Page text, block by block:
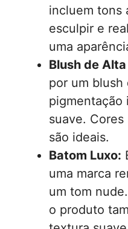
incluem tons
esculpir e
uma
Blush de
por um
pigmentação
suave.
são ideais.
Batom Luxo:
uma marca
um tom
o produto